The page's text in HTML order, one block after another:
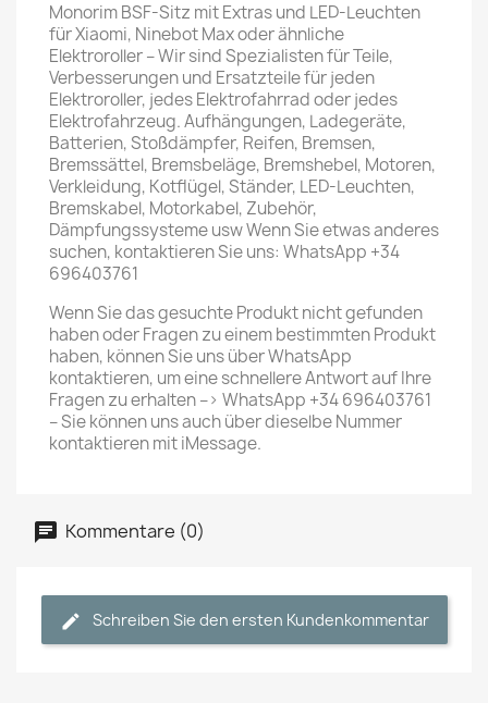
Monorim BSF-Sitz mit Extras und LED-Leuchten
für Xiaomi, Ninebot Max oder ähnliche
Elektroroller – Wir sind Spezialisten für Teile,
Verbesserungen und Ersatzteile für jeden
Elektroroller, jedes Elektrofahrrad oder jedes
Elektrofahrzeug. Aufhängungen, Ladegeräte,
Batterien, Stoßdämpfer, Reifen, Bremsen,
Bremssättel, Bremsbeläge, Bremshebel, Motoren,
Verkleidung, Kotflügel, Ständer, LED-Leuchten,
Bremskabel, Motorkabel, Zubehör,
Dämpfungssysteme usw Wenn Sie etwas anderes
suchen, kontaktieren Sie uns: WhatsApp +34
696403761
Wenn Sie das gesuchte Produkt nicht gefunden
haben oder Fragen zu einem bestimmten Produkt
haben, können Sie uns über WhatsApp
kontaktieren, um eine schnellere Antwort auf Ihre
Fragen zu erhalten –> WhatsApp +34 696403761
– Sie können uns auch über dieselbe Nummer
kontaktieren mit iMessage.
Kommentare (0)
Schreiben Sie den ersten Kundenkommentar